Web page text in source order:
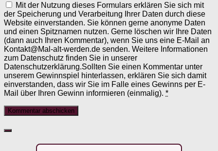
Mit der Nutzung dieses Formulars erklären Sie sich mit
der Speicherung und Verarbeitung Ihrer Daten durch diese
Website einverstanden. Sie können gerne anonyme Daten
und einen Spitznamen nutzen. Gerne löschen wir Ihre Daten
(dann auch Ihren Kommentar), wenn Sie uns eine E-Mail an
Kontakt@Mal-alt-werden.de senden. Weitere Informationen
zum Datenschutz finden Sie in unserer
Datenschutzerklärung.Sollten Sie einen Kommentar unter
unserem Gewinnspiel hinterlassen, erklären Sie sich damit
einverstanden, dass wir Sie im Falle eines Gewinns per E-
Mail über Ihren Gewinn informieren (einmalig). *